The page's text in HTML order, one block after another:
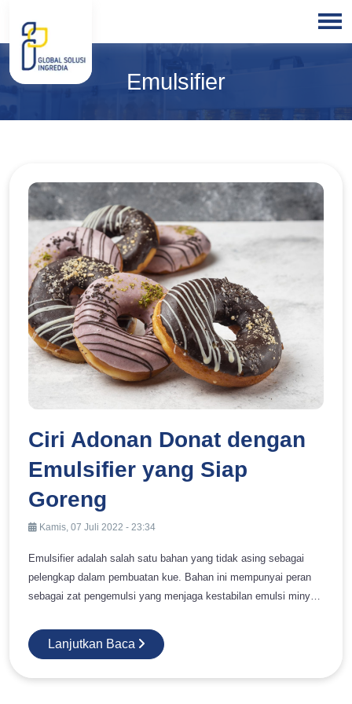
HOME
ABOUT
OUR
EXPERTISE
FREE
CONSULTATION
Emulsifier
Ciri Adonan Donat dengan
Emulsifier yang Siap
Goreng
Kamis, 07 Juli 2022 - 23:34
Emulsifier adalah salah satu bahan yang tidak asing sebagai
pelengkap dalam pembuatan kue. Bahan ini mempunyai peran
sebagai zat pengemulsi yang menjaga kestabilan emulsi minyak
pembahasannya sebagai berikut. Definisi Emulsifier Emulsifier
adalah kata yang bermakna pengemulsi serta berperan penting
Lanjutkan Baca